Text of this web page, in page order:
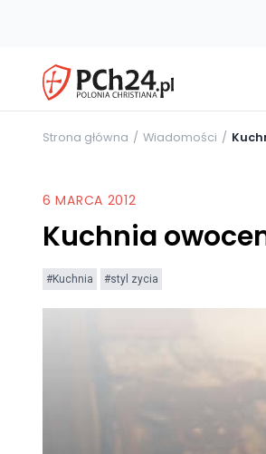
Strona główna Wiadomości
6 MARCA 2012
Kuchnia
#Kuchnia #styl zycia